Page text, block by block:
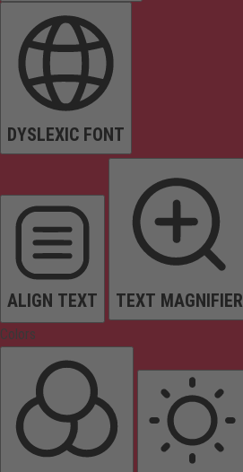
DYSLEXIC FONT
ALIGN TEXT TEXT MAGNIFIER
Colors